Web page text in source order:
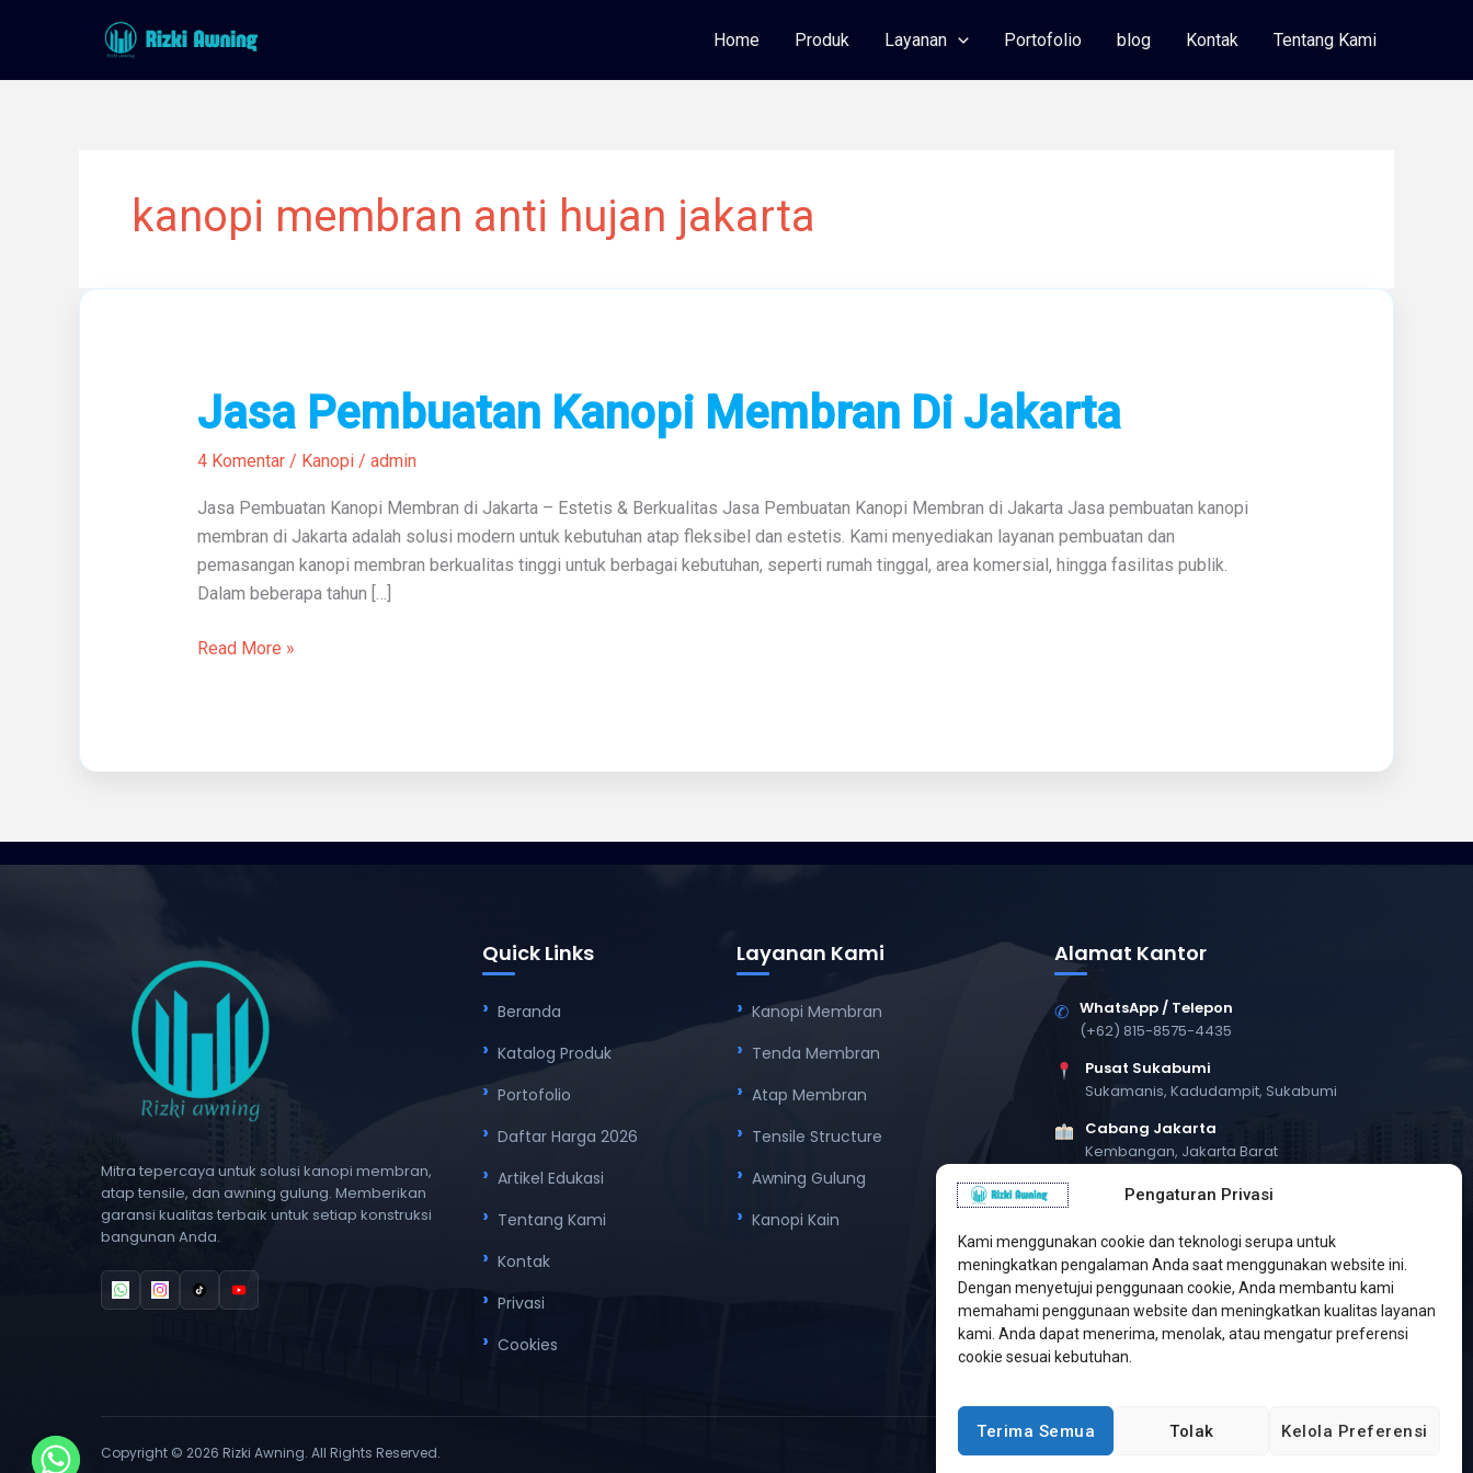
Pengaturan Privasi
Kami menggunakan cookie dan teknologi serupa untuk
meningkatkan pengalaman Anda saat menggunakan website ini.
Dengan menyetujui penggunaan cookie, Anda membantu kami
memahami penggunaan website dan meningkatkan kualitas layanan
kami. Anda dapat menerima, menolak, atau mengatur preferensi
cookie sesuai kebutuhan.
Terima Semua Tolak Kelola Preferensi
Home Produk Layanan Portofolio blog Kontak Tentang Kami
kanopi membran anti hujan jakarta
Jasa Pembuatan Kanopi Membran Di Jakarta
4 Komentar / Kanopi/ admin
Jasa Pembuatan Kanopi Membran di Jakarta – Estetis & Berkualitas Jasa Pembuatan Kanopi Membran di Jakarta Jasa pembuatan kanopi
membran di Jakarta adalah solusi modern untuk kebutuhan atap fleksibel dan estetis. Kami menyediakan layanan pembuatan dan
pemasangan kanopi membran berkualitas tinggi untuk berbagai kebutuhan, seperti rumah tinggal, area komersial, hingga fasilitas publik.
Dalam beberapa tahun […]
Jasa
Pembuatan
Kanopi
Di
Jakarta
Read More »
Mitra tepercaya untuk solusi kanopi membran,
atap tensile, dan awning gulung. Memberikan
garansi kualitas terbaik untuk setiap konstruksi
bangunan Anda.
Quick Links
Beranda
Katalog Produk
Portofolio
Daftar Harga 2026
Artikel Edukasi
Tentang Kami
Kontak
Privasi
Cookies
Layanan Kami
Kanopi Membran
Tenda Membran
Atap Membran
Tensile Structure
Awning Gulung
Kanopi Kain
Alamat Kantor
✆ WhatsApp / Telepon
(+62) 815-8575-4435
Pusat Sukabumi
Sukamanis, Kadudampit, Sukabumi
Cabang Jakarta
Kembangan, Jakarta Barat
Workshop Bintaro
Copyright © 2026 Rizki Awning. All Rights Reserved.